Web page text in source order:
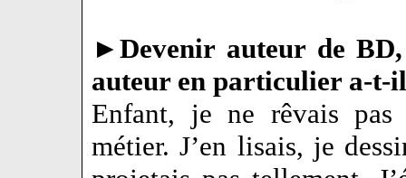
►Devenir auteur de
auteur en particulier a-t-
Enfant, je ne rêvais pas
métier. J’en lisais, je